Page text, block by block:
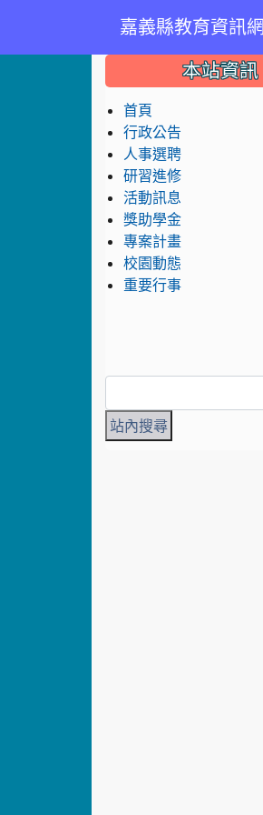
嘉義縣教育資訊網
::: 本站資訊
首頁
行政公告
人事選聘
研習進修
活動訊息
獎助學金
專案計畫
校園動態
重要行事